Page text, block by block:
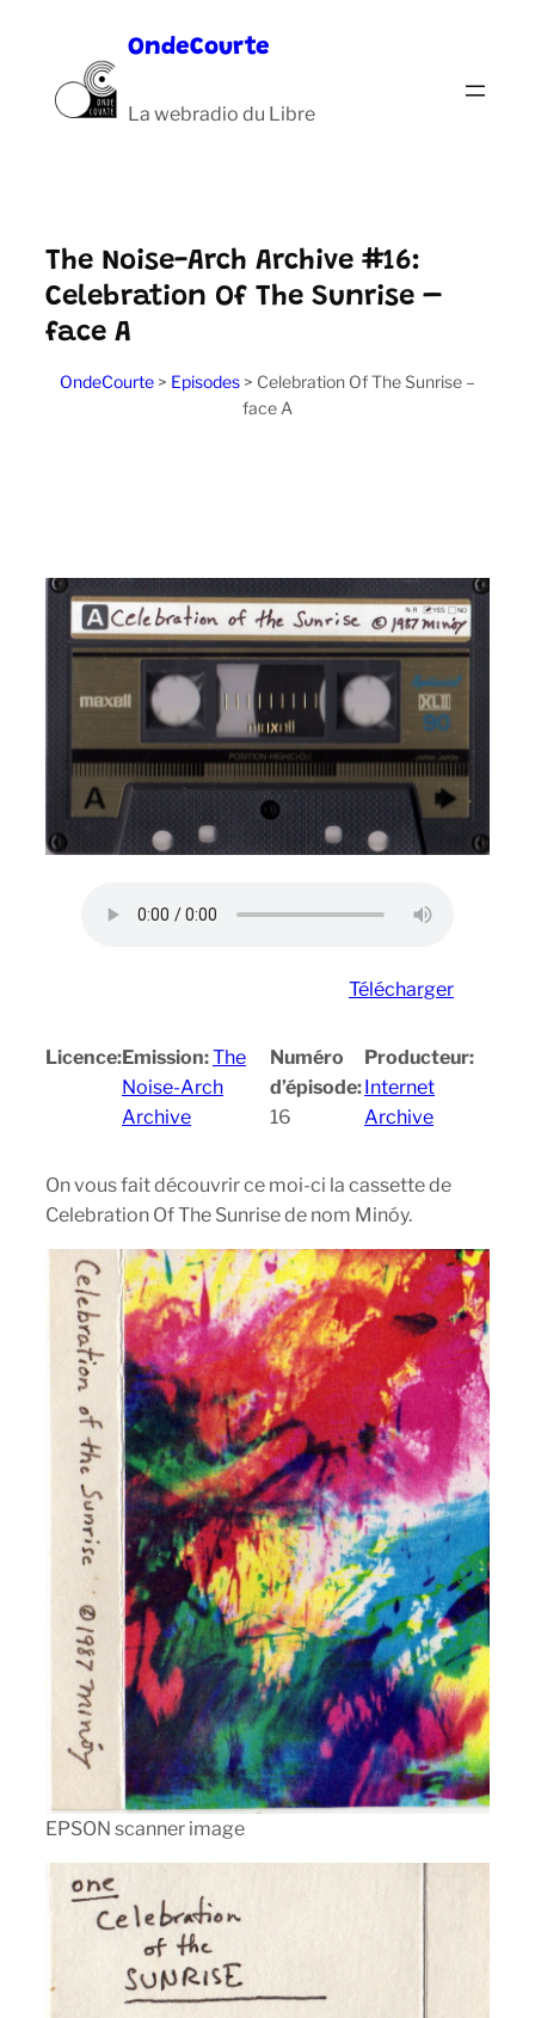
contenu
OndeCourte
La webradio du Libre
The Noise-Arch Archive #16:
Celebration Of The Sunrise –
face A
OndeCourte > Episodes > Celebration Of The Sunrise –
face A
Télécharger
Licence: Emission:The
Noise-Arch
Archive
Numéro
d’épisode:
16
Producteur:
Internet
Archive
On vous fait découvrir ce moi-ci la cassette de
Celebration Of The Sunrise de nom Minóy.
EPSON scanner image